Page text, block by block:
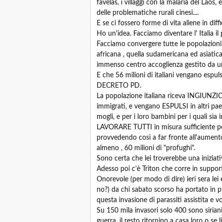
favelas, i villaggi con la malaria del
delle problematiche rurali cinesi....
E se ci fossero forme di vita aliene in
Ho un'idea. Facciamo diventare l' Italia
Facciamo convergere tutte le
africana , quella sudamericana ed
immenso centro accoglienza gestito da
E che 56 milioni di italiani vengano
DECRETO PD.
La popolazione italiana riceva
immigrati, e vengano ESPULSI in altri
mogli, e per i loro bambini per i quali sia
LAVORARE TUTTI in misura sufficiente
provvedendo così a far fronte
almeno , 60 milioni di "profughi".
Sono certa che lei troverebbe una
Adesso poi c'è Triton che corre in
Onorevole (per modo di dire) ieri sera
no?) da chi sabato scorso ha portato in
questa invasione di parassiti assistita e
Su 150 mila invasori solo 400 sono